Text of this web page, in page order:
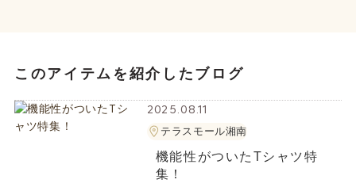
このアイテムを紹介したブログ
2025.08.11
テラスモール湘南
機能性がついたTシャツ特
集！